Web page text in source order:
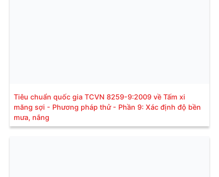
Tiêu chuẩn quốc gia TCVN 8259-9:2009 về Tấm xi
măng sợi - Phương pháp thử - Phần 9: Xác định độ bền
mưa, nắng